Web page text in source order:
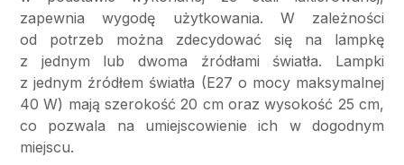
zapewnia wygodę użytkowania. W zależności
od potrzeb można zdecydować się na lampkę
z jednym lub dwoma źródłami światła. Lampki
z jednym źródłem światła (E27 o mocy maksymalnej
40 W) mają szerokość 20 cm oraz wysokość 25 cm,
co pozwala na umiejscowienie ich w dogodnym
miejscu.